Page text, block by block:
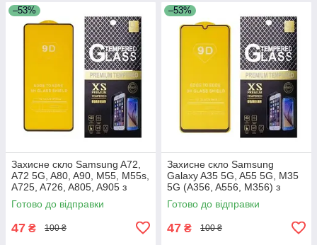
–53%
Захисне скло Samsung A72,
A72 5G, A80, A90, M55, M55s,
A725, A726, A805, A905 з
чорною рамкою
Готово до відправки
47 ₴ 100 ₴
–53%
Захисне скло Samsung
Galaxy A35 5G, A55 5G, M35
5G (A356, A556, M356) з
чорною рамкою
Готово до відправки
47 ₴ 100 ₴